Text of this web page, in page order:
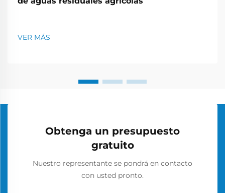
VER MÁS
Obtenga un presupuesto
gratuito
Nuestro representante se pondrá en contacto
con usted pronto.